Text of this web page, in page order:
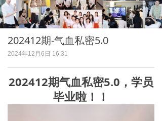
202412期-气血私密5.0
2024年12月6日 16:31
202412期气血私密5.0，学员
毕业啦！！